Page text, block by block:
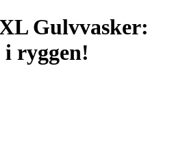
Gulvvasker:
ryggen!